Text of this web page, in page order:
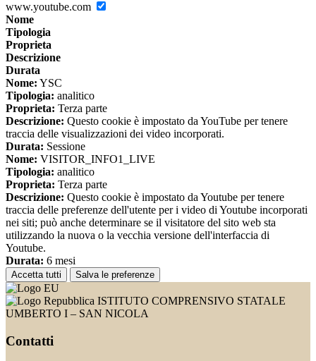
www.youtube.com
Nome
Tipologia
Proprieta
Descrizione
Durata
Nome: YSC
Tipologia: analitico
Proprieta: Terza parte
Descrizione: Questo cookie è impostato da YouTube per tenere
traccia delle visualizzazioni dei video incorporati.
Durata: Sessione
Nome: VISITOR_INFO1_LIVE
Tipologia: analitico
Proprieta: Terza parte
Descrizione: Questo cookie è impostato da Youtube per tenere
traccia delle preferenze dell'utente per i video di Youtube incorporati
nei siti; può anche determinare se il visitatore del sito web sta
utilizzando la nuova o la vecchia versione dell'interfaccia di
Youtube.
Durata: 6 mesi
Accetta tutti Salva le preferenze
ISTITUTO COMPRENSIVO STATALE
UMBERTO I – SAN NICOLA
Contatti